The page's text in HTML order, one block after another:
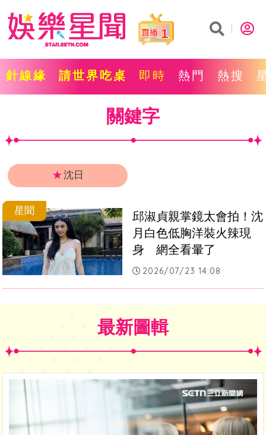
1
針線緣 請世界吃桌 即時 熱門 熱搜
關鍵字
★沈日
星聞
邱淑貞親掌鏡太會拍！沈
月白色低胸洋裝火辣現
身　網全看暈了
2026/07/23 14:08
最新圖輯